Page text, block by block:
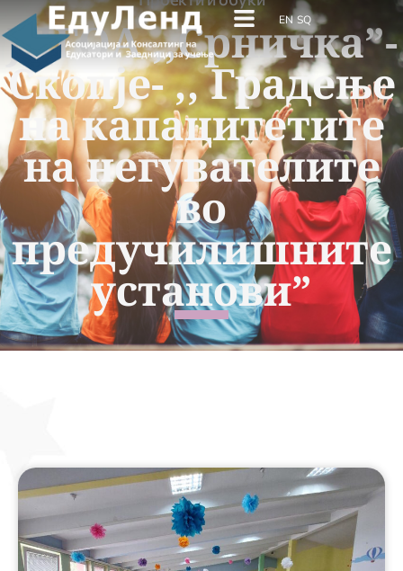
EN SQ
ЈДГОА ,,Срничка”-
Скопје- ,, Градење
на капацитетите
на негувателите
во
предучилишните
установи”